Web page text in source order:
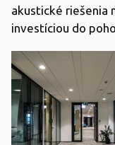
akustické riešenia
investíciou do